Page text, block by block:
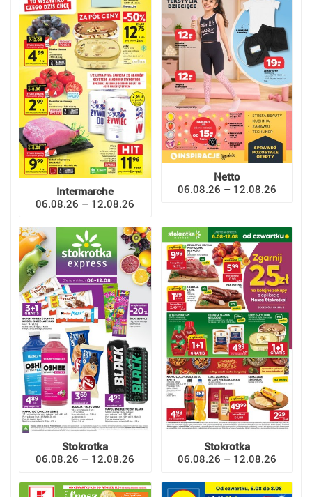
Intermarche
06.08.26 – 12.08.26
Netto
06.08.26 – 12.08.26
Stokrotka
06.08.26 – 12.08.26
Stokrotka
06.08.26 – 12.08.26